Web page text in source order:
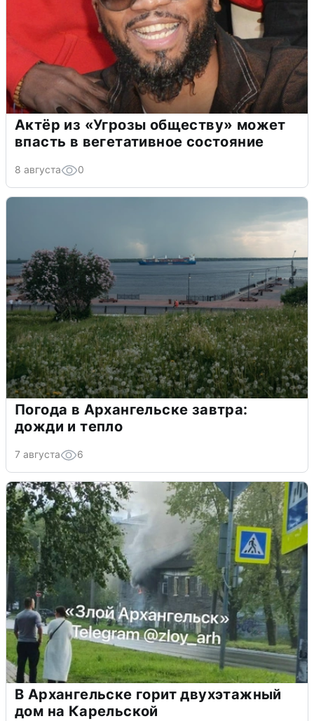
Актёр из «Угрозы обществу» может
впасть в вегетативное состояние
8 августа 0
Погода в Архангельске завтра:
дожди и тепло
7 августа 6
В Архангельске горит двухэтажный
дом на Карельской